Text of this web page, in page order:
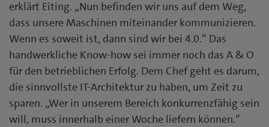
erklärt Eiting. „Nun befinden wir uns auf dem Weg,
dass unsere Maschinen miteinander kommunizieren.
Wenn es soweit ist, dann sind wir bei 4.0.“ Das
handwerkliche Know-how sei immer noch das A & O
für den betrieblichen Erfolg. Dem Chef geht es darum,
die sinnvollste IT-Architektur zu haben, um Zeit zu
sparen. „Wer in unserem Bereich konkurrenzfähig sein
will, muss innerhalb einer Woche liefern können.“